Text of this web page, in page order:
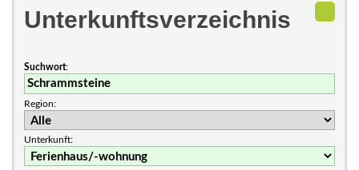
Unterkunftsverzeichnis
Suchwort:
Region:
Unterkunft: